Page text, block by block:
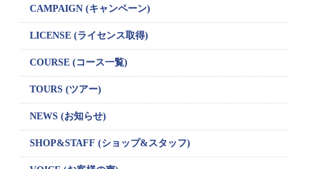
CAMPAIGN (キャンペーン)
LICENSE (ライセンス取得)
COURSE (コース一覧)
TOURS (ツアー)
NEWS (お知らせ)
SHOP&STAFF (ショップ&スタッフ)